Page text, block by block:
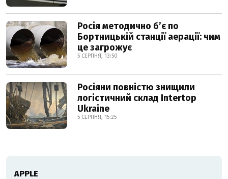
Росія методично б’є по
Бортницькій станції аерації: чим
це загрожує
5 СЕРПНЯ, 13:50
Росіяни повністю знищили
логістичний склад Intertop
Ukraine
5 СЕРПНЯ, 15:25
АPPLE